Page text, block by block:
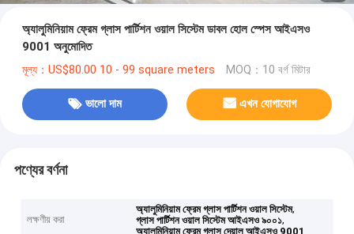
অ্যালুমিনিয়াম ফ্রেম গ্লাস পার্টিশন ওয়াল সিস্টেম ডাবল হোল স্পেস আইএসও
9001 অনুমোদিত
মূল্য：US$80.00 10 - 99 square meters MOQ：10 বর্গ মিটার
ভালো দাম এখন যোগাযোগ
পণ্যের বর্ণনা
লক্ষণীয় করা
অ্যালুমিনিয়াম ফ্রেম গ্লাস পার্টিশন ওয়াল সিস্টেম,
গ্লাস পার্টিশন ওয়াল সিস্টেম আইএসও ৯০০১,
অ্যালুমিনিয়াম ফ্রেম গ্লাস দেয়াল আইএসও 9001